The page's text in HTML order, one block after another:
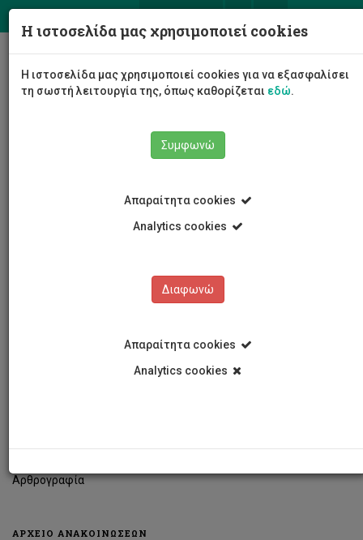
Αρθρογραφία
ΑΡΧΕΙΟ ΑΝΑΚΟΙΝΩΣΕΩΝ
Η ιστοσελίδα μας χρησιμοποιεί cookies
Η ιστοσελίδα μας χρησιμοποιεί cookies για να εξασφαλίσει
τη σωστή λειτουργία της, όπως καθορίζεται εδώ.
Συμφωνώ
Απαραίτητα cookies
Analytics cookies
Διαφωνώ
Απαραίτητα cookies
Analytics cookies